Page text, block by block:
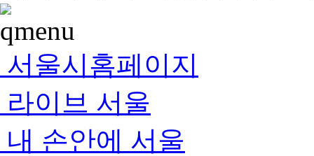
서울시홈페이지
라이브 서울
내 손안에 서울